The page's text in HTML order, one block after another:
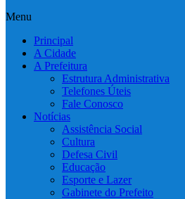
Menu
Principal
A Cidade
A Prefeitura
Estrutura Administrativa
Telefones Úteis
Fale Conosco
Notícias
Assistência Social
Cultura
Defesa Civil
Educação
Esporte e Lazer
Gabinete do Prefeito